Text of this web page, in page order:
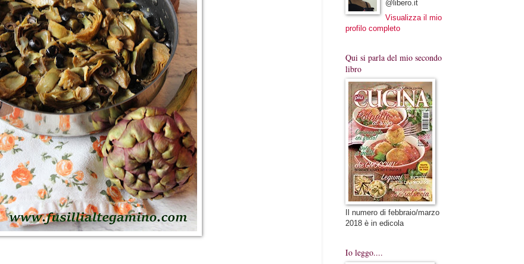
@libero.it
Visualizza il mio
profilo completo
Qui si parla del mio secondo
libro
Il numero di febbraio/marzo
2018 è in edicola
Io leggo....